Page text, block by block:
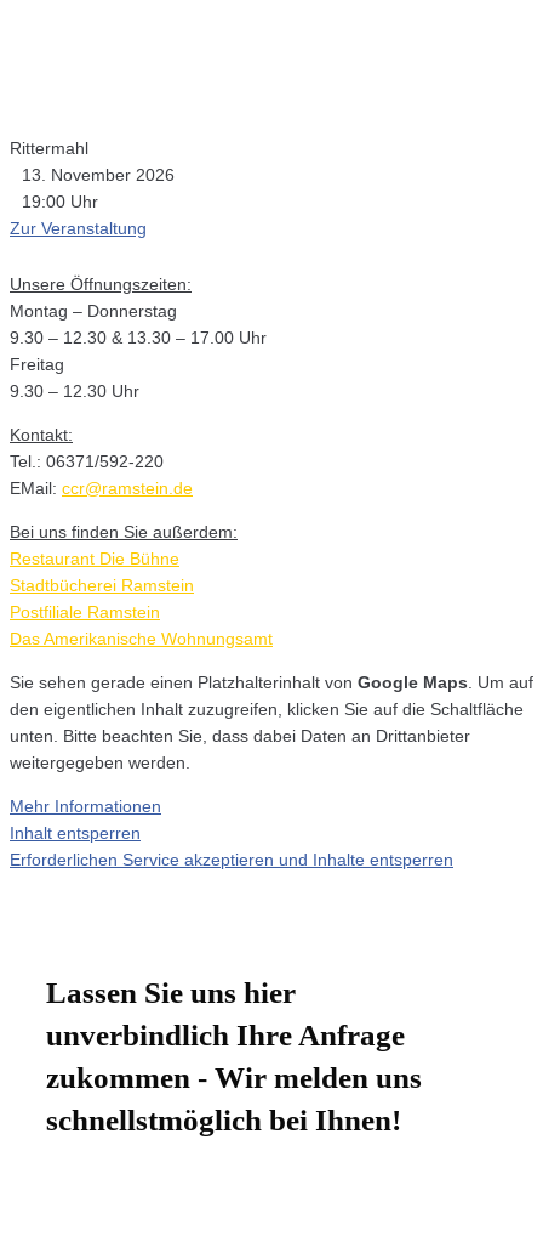
Rittermahl
13. November 2026
19:00 Uhr
Zur Veranstaltung
Unsere Öffnungszeiten:
Montag – Donnerstag
9.30 – 12.30 & 13.30 – 17.00 Uhr
Freitag
9.30 – 12.30 Uhr
Kontakt:
Tel.: 06371/592-220
EMail: ccr@ramstein.de
Bei uns finden Sie außerdem:
Restaurant Die Bühne
Stadtbücherei Ramstein
Postfiliale Ramstein
Das Amerikanische Wohnungsamt
Sie sehen gerade einen Platzhalterinhalt von Google Maps . Um auf
den eigentlichen Inhalt zuzugreifen, klicken Sie auf die Schaltfläche
unten. Bitte beachten Sie, dass dabei Daten an Drittanbieter
weitergegeben werden.
Mehr Informationen
Inhalt entsperren
Erforderlichen Service akzeptieren und Inhalte entsperren
Lassen Sie uns hier
unverbindlich Ihre Anfrage
zukommen - Wir melden uns
schnellstmöglich bei Ihnen!